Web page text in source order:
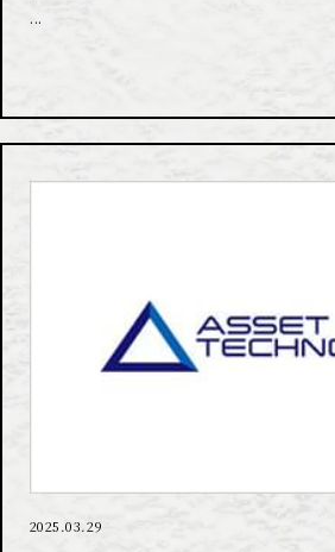
...
2025.03.29